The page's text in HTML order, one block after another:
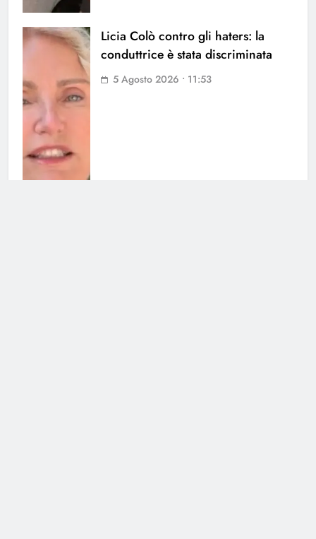
Licia Colò contro gli haters: la
conduttrice è stata discriminata
5 Agosto 2026 • 11:53